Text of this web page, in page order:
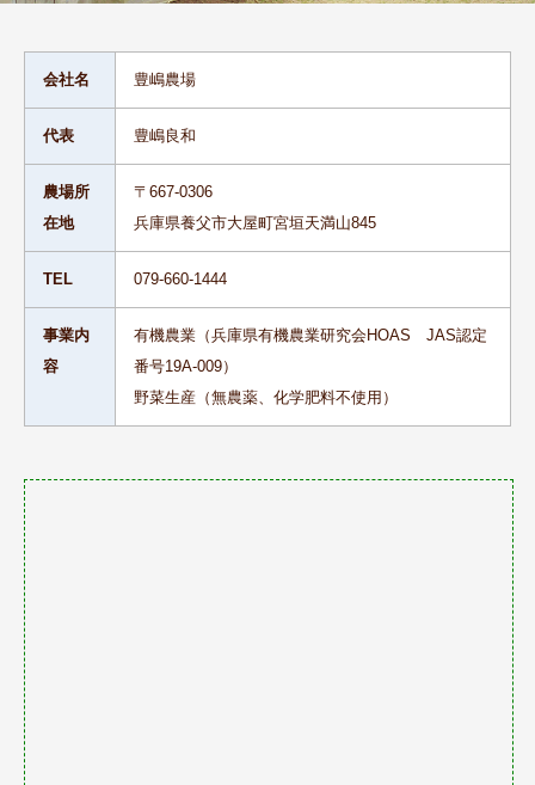
会社名 豊嶋農場
代表 豊嶋良和
農場所
在地
〒667-0306
兵庫県養父市大屋町宮垣天満山845
TEL 079-660-1444
事業内
容
有機農業（兵庫県有機農業研究会HOAS JAS認定
番号19A-009）
野菜生産（無農薬、化学肥料不使用）
会社概要
お問い合わせ